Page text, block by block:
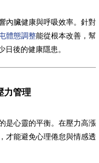
內臟健康與呼吸效率。針對
體態調整能從根本改善，幫
日後的健康隱患。
力管理
是心靈的平衡。在壓力高漲
才能避免心理倦怠與情感透